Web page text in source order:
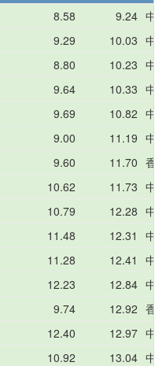
8.58 9.24 中
9.29 10.03 中
8.80 10.23 中
9.64 10.33 中
9.69 10.82 中
9.00 11.19 中
9.60 11.70 香
10.62 11.73 中
10.79 12.28 中
11.48 12.31
中
11.28 12.41
中
12.23 12.84 中
9.74 12.92 香
12.40 12.97 中
10.92 13.04 中